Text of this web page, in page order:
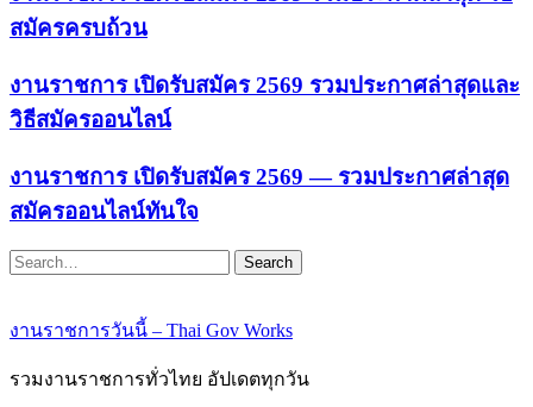
สมัครครบถ้วน
งานราชการ เปิดรับสมัคร 2569 รวมประกาศล่าสุดและ
วิธีสมัครออนไลน์
งานราชการ เปิดรับสมัคร 2569 — รวมประกาศล่าสุด
สมัครออนไลน์ทันใจ
Search
งานราชการวันนี้ – Thai Gov Works
รวมงานราชการทั่วไทย อัปเดตทุกวัน